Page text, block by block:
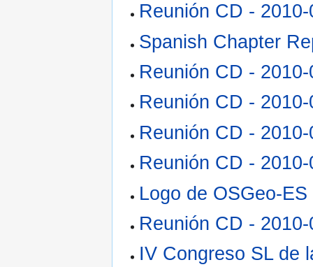
Reunión CD -
Spanish Chapter
Reunión CD -
Reunión CD -
Reunión CD -
Reunión CD -
Logo de OSGeo-ES
Reunión CD -
IV Congreso SL de